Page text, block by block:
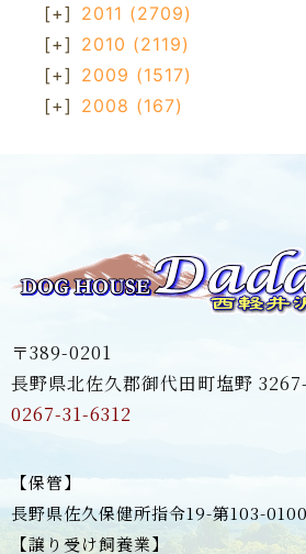
[+] 2011 (2709)
[+] 2010 (2119)
[+] 2009 (1517)
[+] 2008 (167)
〒389-0201
長野県北佐久郡御代田町塩野
0267-31-6312
【保管】
長野県佐久保健所指令19-第103-
【譲り受け飼養業】